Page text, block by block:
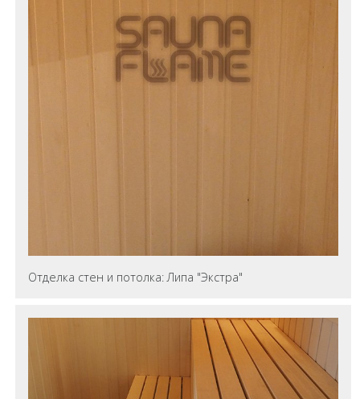
Отделка стен и потолка: Липа "Экстра"